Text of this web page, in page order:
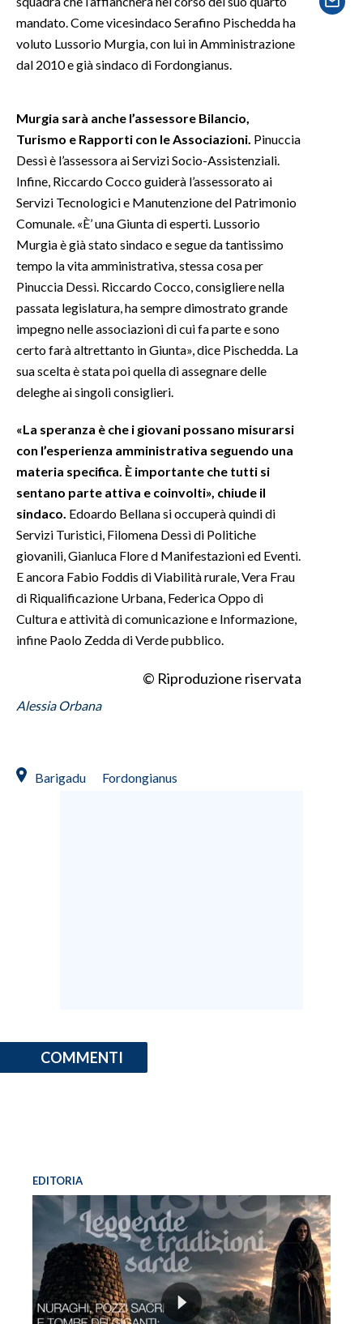
SARDEGNA TURISMO
SARDI NEL MONDO
EVENTI
3 MINUTI CON
INSULARITÀ
INFO AZIENDE
ABBONATI
NECROLOGI
PUBBLICITÀ
SPIAGGE
mandato. Come vicesindaco Serafino Pischedda ha
voluto Lussorio Murgia, con lui in Amministrazione
dal 2010 e già sindaco di Fordongianus.
Murgia sarà anche l’assessore Bilancio,
Turismo e Rapporti con le Associazioni. Pinuccia
Dessì è l’assessora ai Servizi Socio-Assistenziali.
Infine, Riccardo Cocco guiderà l’assessorato ai
Servizi Tecnologici e Manutenzione del Patrimonio
Comunale. «È’ una Giunta di esperti. Lussorio
Murgia è già stato sindaco e segue da tantissimo
tempo la vita amministrativa, stessa cosa per
Pinuccia Dessì. Riccardo Cocco, consigliere nella
passata legislatura, ha sempre dimostrato grande
impegno nelle associazioni di cui fa parte e sono
certo farà altrettanto in Giunta», dice Pischedda. La
sua scelta è stata poi quella di assegnare delle
deleghe ai singoli consiglieri.
«La speranza è che i giovani possano misurarsi
con l’esperienza amministrativa seguendo una
materia specifica. È importante che tutti si
sentano parte attiva e coinvolti», chiude il
sindaco. Edoardo Bellana si occuperà quindi di
Servizi Turistici, Filomena Dessì di Politiche
giovanili, Gianluca Flore d Manifestazioni ed Eventi.
E ancora Fabio Foddis di Viabilità rurale, Vera Frau
di Riqualificazione Urbana, Federica Oppo di
Cultura e attività di comunicazione e Informazione,
infine Paolo Zedda di Verde pubblico.
© Riproduzione riservata
Alessia Orbana
Barigadu Fordongianus
COMMENTI
EDITORIA